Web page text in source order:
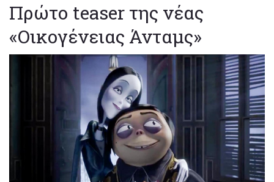
Πρώτο teaser της νέας
«Οικογένειας Άνταμς»